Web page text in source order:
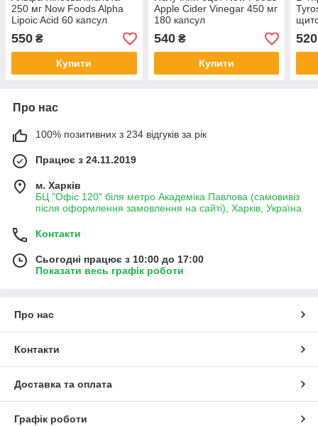
250 мг Now Foods Alpha
Lipoic Acid 60 капсул
550 ₴
Купити
Apple Cider Vinegar 450 мг
180 капсул
540₴
Купити
520
Про нас
100% позитивних з 234 відгуків за рік
Працює з 24.11.2019
м. Харків
БЦ "Офіс 120" біля метро Академіка Павлова (самовивіз
після оформлення замовлення на сайті), Харків, Україна
Контакти
Сьогодні працює з 10:00 до 17:00
Показати весь графік роботи
Про нас
Контакти
Доставка та оплата
Графік роботи